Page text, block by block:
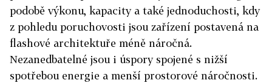
podobě výkonu, kapacity a také jednoduchosti, kdy
z pohledu poruchovosti jsou zařízení postavená na
flashové architektuře méně náročná.
Nezanedbatelné jsou i úspory spojené s nižší
spotřebou energie a menší prostorové náročnosti.